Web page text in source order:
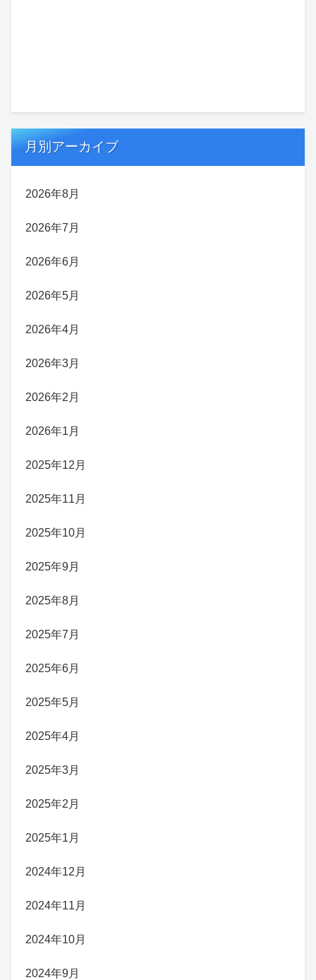
月別アーカイブ
2026年8月
2026年7月
2026年6月
2026年5月
2026年4月
2026年3月
2026年2月
2026年1月
2025年12月
2025年11月
2025年10月
2025年9月
2025年8月
2025年7月
2025年6月
2025年5月
2025年4月
2025年3月
2025年2月
2025年1月
2024年12月
2024年11月
2024年10月
2024年9月